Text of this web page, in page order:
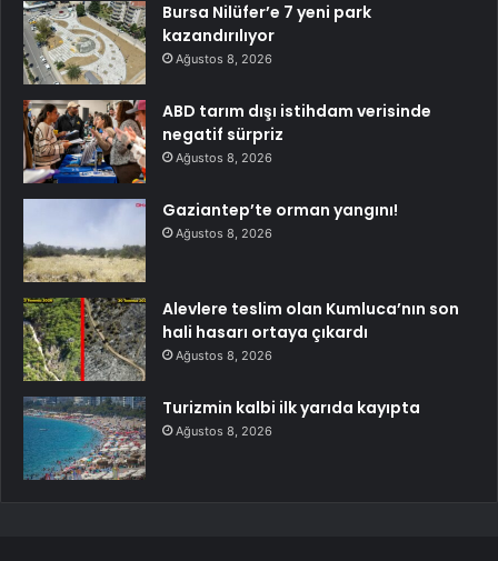
Bursa Nilüfer’e 7 yeni park
kazandırılıyor
Ağustos 8, 2026
ABD tarım dışı istihdam verisinde
negatif sürpriz
Ağustos 8, 2026
Gaziantep’te orman yangını!
Ağustos 8, 2026
Alevlere teslim olan Kumluca’nın son
hali hasarı ortaya çıkardı
Ağustos 8, 2026
Turizmin kalbi ilk yarıda kayıpta
Ağustos 8, 2026